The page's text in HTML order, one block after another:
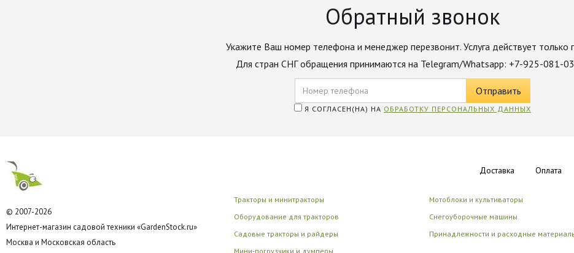
Обратный звонок
Укажите Ваш номер телефона и менеджер перезвонит. Услуга действует только
Для стран СНГ обращения принимаются на Telegram/Whatsapp: +7-925-081-
Я СОГЛАСЕН(НА) НА ОБРАБОТКУ ПЕРСОНАЛЬНЫХ ДАННЫХ
© 2007-2026
Интернет-магазин садовой техники «GardenStock.ru»
Москва и Московская область
Доставка Оплата
Тракторы и минитракторы
Оборудование для тракторов
Садовые тракторы и райдеры
Мини-погрузчики и думперы
Мотоблоки и культиваторы
Снегоуборочные машины
Принадлежности и расходные